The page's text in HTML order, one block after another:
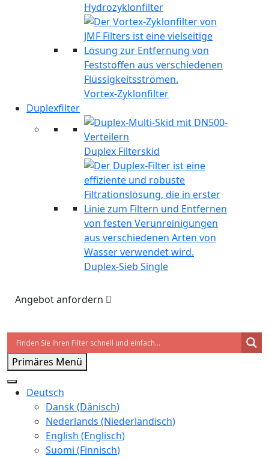
Hydrozyklonfilter
Vortex-Zyklonfilter
Duplexfilter
Duplex Filterskid
Duplex-Sieb Single
Angebot anfordern
Primäres Menü
Deutsch
Dansk(Dänisch)
Nederlands (Niederländisch)
English (Englisch)
Suomi (Finnisch)